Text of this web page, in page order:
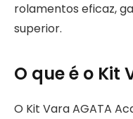
rolamentos eficaz,
superior.
O que é o Kit
O Kit Vara AGATA